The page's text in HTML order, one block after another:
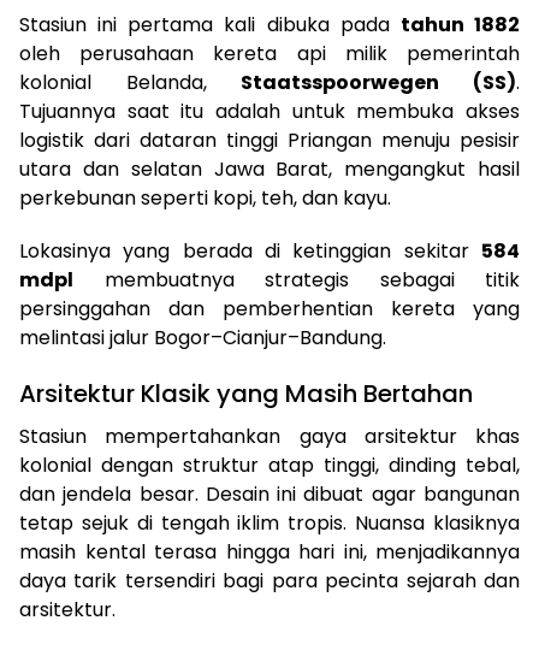
Stasiun ini pertama kali dibuka pada tahun 1882
oleh perusahaan kereta api milik pemerintah
kolonial Belanda, Staatsspoorwegen (SS).
Tujuannya saat itu adalah untuk membuka akses
logistik dari dataran tinggi Priangan menuju pesisir
utara dan selatan Jawa Barat, mengangkut hasil
perkebunan seperti kopi, teh, dan kayu.
Lokasinya yang berada di ketinggian sekitar 584
mdpl membuatnya strategis sebagai titik
persinggahan dan pemberhentian kereta yang
melintasi jalur Bogor–Cianjur–Bandung.
Arsitektur Klasik yang Masih Bertahan
Stasiun mempertahankan gaya arsitektur khas
kolonial dengan struktur atap tinggi, dinding tebal,
dan jendela besar. Desain ini dibuat agar bangunan
tetap sejuk di tengah iklim tropis. Nuansa klasiknya
masih kental terasa hingga hari ini, menjadikannya
daya tarik tersendiri bagi para pecinta sejarah dan
arsitektur.